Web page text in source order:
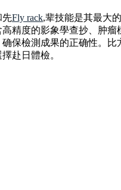
先Fly rack,辈技能是其最大
精度的影象學查抄、肿
保檢測成果的正确性。
赴日體檢。